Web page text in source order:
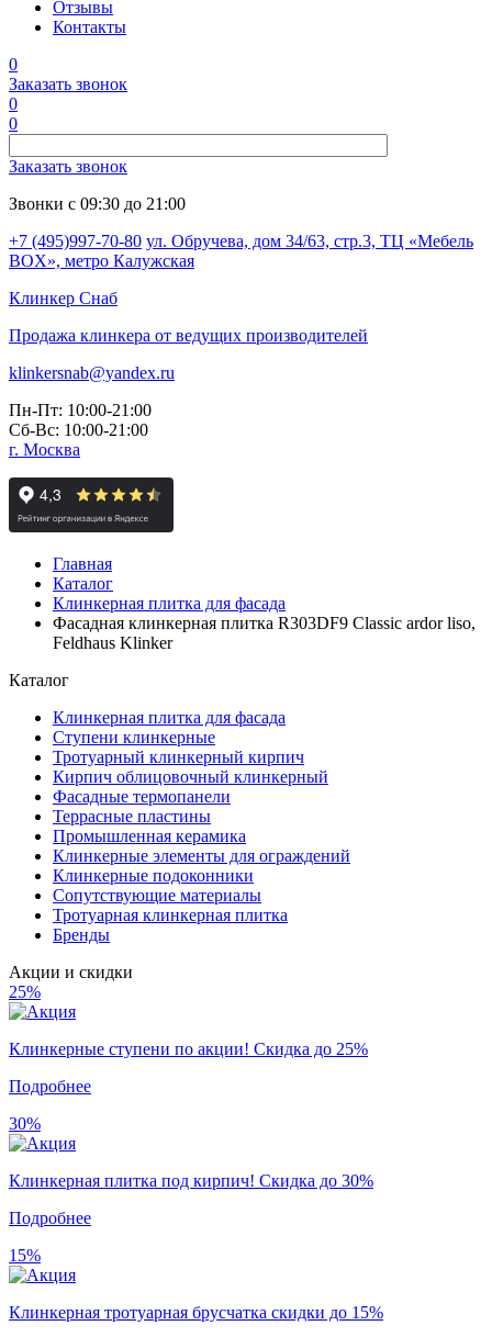
Отзывы
Контакты
0
Заказать звонок
0
0
Заказать звонок
Звонки с 09:30 до 21:00
+7 (495)997-70-80 ул. Обручева, дом 34/63, стр.3, ТЦ «Мебель
BOX», метро Калужская
Клинкер Снаб
Продажа клинкера от ведущих производителей
klinkersnab@yandex.ru
Пн-Пт: 10:00-21:00
Сб-Вс: 10:00-21:00
г. Москва
Главная
Каталог
Клинкерная плитка для фасада
Фасадная клинкерная плитка R303DF9 Classic ardor liso,
Feldhaus Klinker
Каталог
Клинкерная плитка для фасада
Ступени клинкерные
Тротуарный клинкерный кирпич
Кирпич облицовочный клинкерный
Фасадные термопанели
Террасные пластины
Промышленная керамика
Клинкерные элементы для ограждений
Клинкерные подоконники
Сопутствующие материалы
Тротуарная клинкерная плитка
Бренды
Акции и скидки
25%
Клинкерные ступени по акции! Скидка до 25%
Подробнее
30%
Клинкерная плитка под кирпич! Скидка до 30%
Подробнее
15%
Клинкерная тротуарная брусчатка скидки до 15%